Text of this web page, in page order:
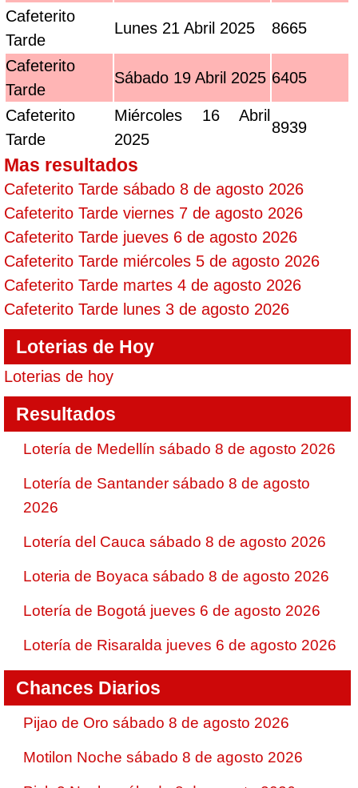
Cafeterito
Tarde
Lunes 21 Abril 2025 8665
Cafeterito
Tarde
Sábado 19 Abril 2025 6405
Cafeterito
Tarde
Miércoles 16 Abril
2025
8939
Mas resultados
Cafeterito Tarde sábado 8 de agosto 2026
Cafeterito Tarde viernes 7 de agosto 2026
Cafeterito Tarde jueves 6 de agosto 2026
Cafeterito Tarde miércoles 5 de agosto 2026
Cafeterito Tarde martes 4 de agosto 2026
Cafeterito Tarde lunes 3 de agosto 2026
Loterias de Hoy
Loterias de hoy
Resultados
Lotería de Medellín sábado 8 de agosto 2026
Lotería de Santander sábado 8 de agosto
2026
Lotería del Cauca sábado 8 de agosto 2026
Loteria de Boyaca sábado 8 de agosto 2026
Lotería de Bogotá jueves 6 de agosto 2026
Lotería de Risaralda jueves 6 de agosto 2026
Chances Diarios
Pijao de Oro sábado 8 de agosto 2026
Motilon Noche sábado 8 de agosto 2026